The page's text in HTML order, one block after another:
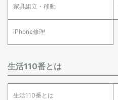
家具組立・移動
iPhone修理
生活110番とは
生活110番とは